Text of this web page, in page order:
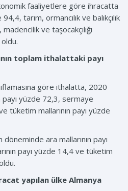
faaliyetlere göre ihracatta
tarım, ormancılık ve balıkçılık
ve taşocakçılığı
toplam ithalattaki payı
göre ithalatta, 2020
payı yüzde 72,3, sermaye
tüketim mallarının payı yüzde
ara mallarının payı
payı yüzde 14,4 ve tüketim
yapılan ülke Almanya